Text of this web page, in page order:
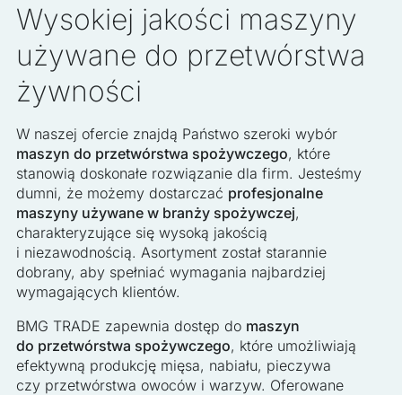
Wysokiej jakości maszyny
używane do przetwórstwa
żywności
W naszej ofercie znajdą Państwo szeroki wybór
maszyn do przetwórstwa spożywczego, które
stanowią doskonałe rozwiązanie dla firm. Jesteśmy
dumni, że możemy dostarczać profesjonalne
maszyny używane w branży spożywczej,
charakteryzujące się wysoką jakością
i niezawodnością. Asortyment został starannie
dobrany, aby spełniać wymagania najbardziej
wymagających klientów.
BMG TRADE zapewnia dostęp do maszyn
do przetwórstwa spożywczego, które umożliwiają
efektywną produkcję mięsa, nabiału, pieczywa
czy przetwórstwa owoców i warzyw. Oferowane